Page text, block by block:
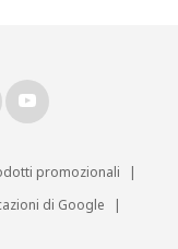
promozionali
|
di Google
|